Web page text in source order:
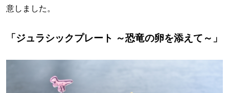
意しました。
「ジュラシックプレート ～恐竜の卵を添えて～」